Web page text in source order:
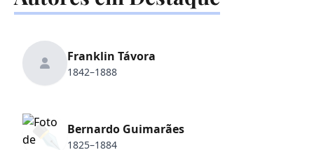
✒️
Franklin Távora
1842–1888
Bernardo Guimarães
1825–1884